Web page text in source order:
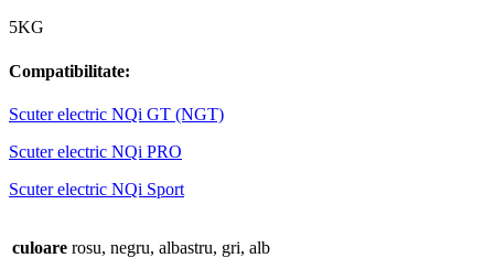
5KG
Compatibilitate:
Scuter electric NQi GT (NGT)
Scuter electric NQi PRO
Scuter electric NQi Sport
culoare rosu, negru, albastru, gri, alb